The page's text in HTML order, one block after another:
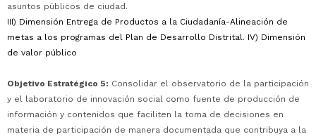
asuntos públicos de ciudad.
III) Dimensión Entrega de Productos a la Ciudadanía-Alineación de
metas a los programas del Plan de Desarrollo Distrital. IV) Dimensión
de valor público
Objetivo Estratégico 5: Consolidar el observatorio de la participación
y el laboratorio de innovación social como fuente de producción de
información y contenidos que faciliten la toma de decisiones en
materia de participación de manera documentada que contribuya a la